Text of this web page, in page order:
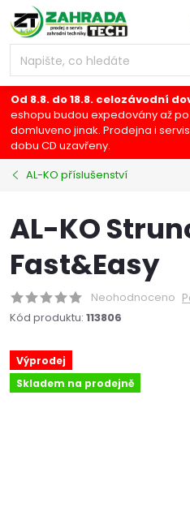
Přejít
na
obsah
Od 8.8. do 18.8. celozávodní
eshopu budou expedovány až po
domluveno jinak. Prodejna i
dobu CD uzavřeny.
AL-KO příslušenství
AL-KO
Fast&Easy
Neohodnoceno
Kód produktu: 113806
Výprodej
Skladem na prodejně